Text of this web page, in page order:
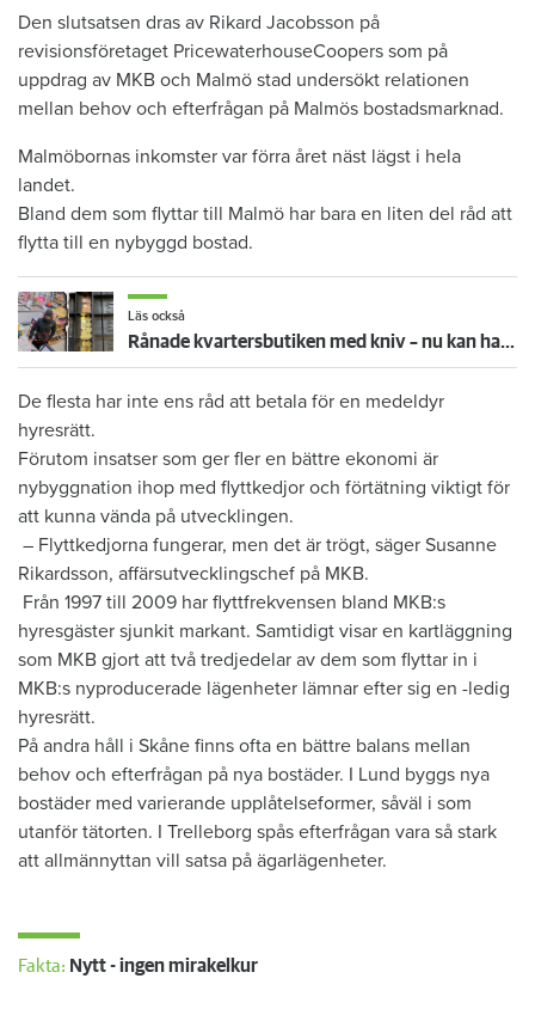
Den slutsatsen dras av Rikard Jacobsson på
revisionsföretaget PricewaterhouseCoopers som på
uppdrag av MKB och Malmö stad undersökt relationen
mellan behov och efterfrågan på Malmös bostadsmarknad.
Malmöbornas inkomster var förra året näst lägst i hela
landet.
Bland dem som flyttar till Malmö har bara en liten del råd att
flytta till en nybyggd bostad.
Läs också
Rånade kvartersbutiken med kniv – nu kan hans mamma tvingas flytta
De flesta har inte ens råd att betala för en medeldyr
hyresrätt.
Förutom insatser som ger fler en bättre ekonomi är
nybyggnation ihop med flyttkedjor och förtätning viktigt för
att kunna vända på utvecklingen.
– Flyttkedjorna fungerar, men det är trögt, säger Susanne
Rikardsson, affärsutvecklingschef på MKB.
Från 1997 till 2009 har flyttfrekvensen bland MKB:s
hyresgäster sjunkit markant. Samtidigt visar en kartläggning
som MKB gjort att två tredjedelar av dem som flyttar in i
MKB:s nyproducerade lägenheter lämnar efter sig en -ledig
hyresrätt.
På andra håll i Skåne finns ofta en bättre balans mellan
behov och efterfrågan på nya bostäder. I Lund byggs nya
bostäder med varierande upplåtelseformer, såväl i som
utanför tätorten. I Trelleborg spås efterfrågan vara så stark
att allmännyttan vill satsa på ägarlägenheter.
Fakta: Nytt - ingen mirakelkur